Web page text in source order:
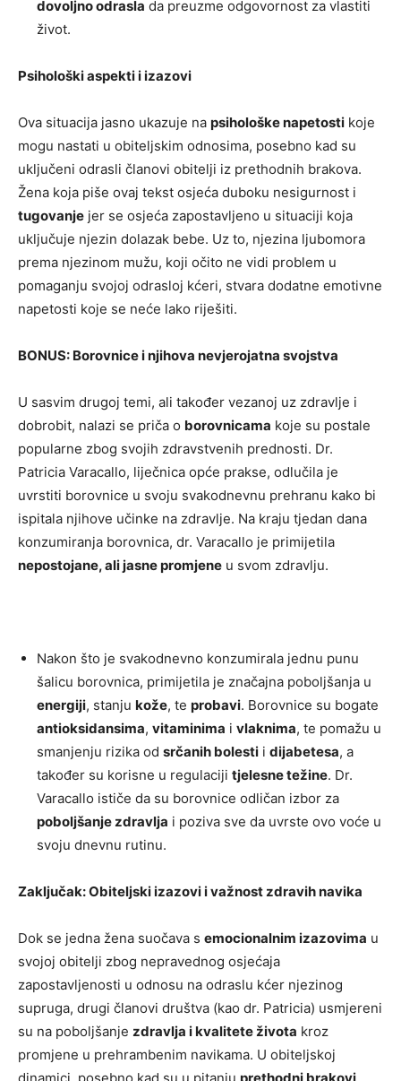
dovoljno odrasla da preuzme odgovornost za vlastiti
život.
Psihološki aspekti i izazovi
Ova situacija jasno ukazuje na psihološke napetosti koje
mogu nastati u obiteljskim odnosima, posebno kad su
uključeni odrasli članovi obitelji iz prethodnih brakova.
Žena koja piše ovaj tekst osjeća duboku nesigurnost i
tugovanje jer se osjeća zapostavljeno u situaciji koja
uključuje njezin dolazak bebe. Uz to, njezina ljubomora
prema njezinom mužu, koji očito ne vidi problem u
pomaganju svojoj odrasloj kćeri, stvara dodatne emotivne
napetosti koje se neće lako riješiti.
BONUS: Borovnice i njihova nevjerojatna svojstva
U sasvim drugoj temi, ali također vezanoj uz zdravlje i
dobrobit, nalazi se priča o borovnicama koje su postale
popularne zbog svojih zdravstvenih prednosti. Dr.
Patricia Varacallo, liječnica opće prakse, odlučila je
uvrstiti borovnice u svoju svakodnevnu prehranu kako bi
ispitala njihove učinke na zdravlje. Na kraju tjedan dana
konzumiranja borovnica, dr. Varacallo je primijetila
nepostojane, ali jasne promjene u svom zdravlju.
Nakon što je svakodnevno konzumirala jednu punu
šalicu borovnica, primijetila je značajna poboljšanja u
energiji, stanju kože, te probavi. Borovnice su bogate
antioksidansima, vitaminima i vlaknima, te pomažu u
smanjenju rizika od srčanih bolesti i dijabetesa, a
također su korisne u regulaciji tjelesne težine. Dr.
Varacallo ističe da su borovnice odličan izbor za
poboljšanje zdravlja i poziva sve da uvrste ovo voće u
svoju dnevnu rutinu.
Zaključak: Obiteljski izazovi i važnost zdravih navika
Dok se jedna žena suočava s emocionalnim izazovima u
svojoj obitelji zbog nepravednog osjećaja
zapostavljenosti u odnosu na odraslu kćer njezinog
supruga, drugi članovi društva (kao dr. Patricia) usmjereni
su na poboljšanje zdravlja i kvalitete života kroz
promjene u prehrambenim navikama. U obiteljskoj